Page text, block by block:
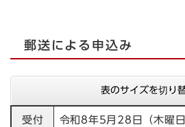
郵送による申込み
表のサイズを切り
受付
令和8年5月28日（木曜